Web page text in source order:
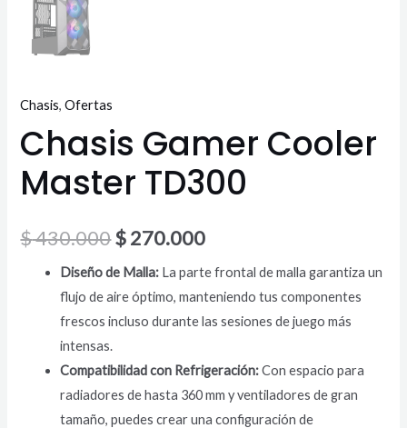
Chasis,Ofertas
Chasis Gamer Cooler
Master TD300
$430.000$270.000
Diseño de Malla: La parte frontal de malla garantiza un
flujo de aire óptimo, manteniendo tus componentes
frescos incluso durante las sesiones de juego más
intensas.
Compatibilidad con Refrigeración:Con espacio para
radiadores de hasta 360 mm y ventiladores de gran
tamaño, puedes crear una configuración de